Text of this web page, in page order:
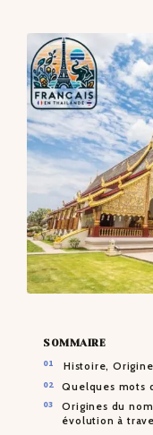
CONTACTS
SOMMAIRE
Histoire,
Quelques mots
Origines du
évolution à